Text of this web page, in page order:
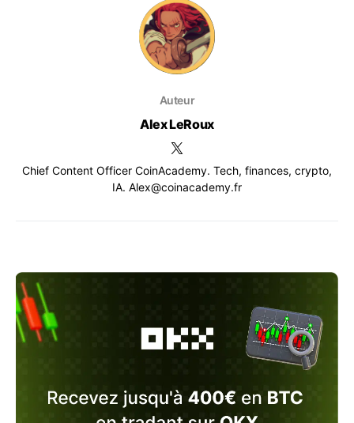
Auteur
Alex LeRoux
Chief Content Officer CoinAcademy. Tech, finances, crypto,
IA. Alex@coinacademy.fr